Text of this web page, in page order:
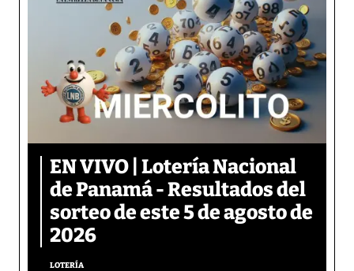
EN VIVO | Lotería Nacional
de Panamá - Resultados del
sorteo de este 5 de agosto de
2026
LOTERÍA